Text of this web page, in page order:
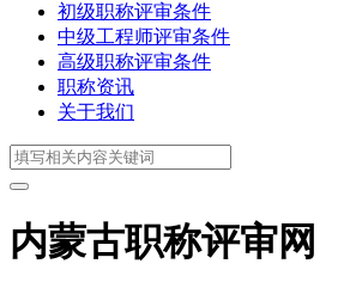
初级职称评审条件
中级工程师评审条件
高级职称评审条件
职称资讯
关于我们
内蒙古职称评审网